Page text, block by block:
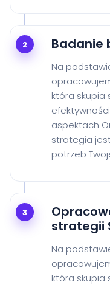
2 Badanie
Na
która skupia
aspektach
strategia
potrzeb
3
strategii
Na
która skupia